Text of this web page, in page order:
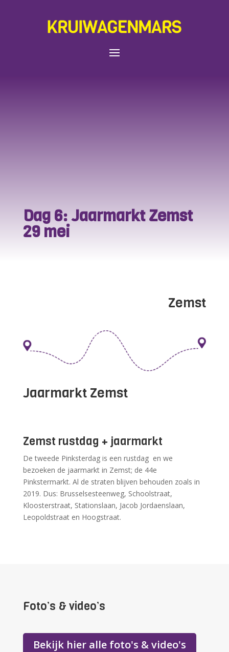
Dag 6: Jaarmarkt Zemst
29 mei
Zemst
Jaarmarkt Zemst
Zemst rustdag + jaarmarkt
De tweede Pinksterdag is een rustdag en we
bezoeken de jaarmarkt in Zemst; de 44e
Pinkstermarkt. Al de straten blijven behouden zoals in
2019. Dus: Brusselsesteenweg, Schoolstraat,
Kloosterstraat, Stationslaan, Jacob Jordaenslaan,
Leopoldstraat en Hoogstraat.
Foto’s & video’s
Bekijk hier alle foto's & video's